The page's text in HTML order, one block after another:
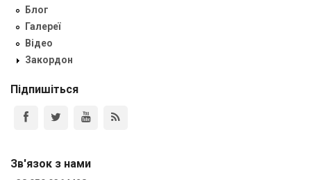
Блог
Галереї
Відео
Закордон
Підпишіться
Зв'язок з нами